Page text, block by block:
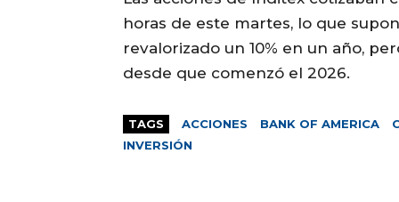
horas de este martes, lo que
revalorizado un 10% en un año,
desde que comenzó el 2026.
TAGS ACCIONES BANK OF AMERICA
INVERSIÓN